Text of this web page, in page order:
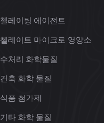
첼레이팅 에이전트
첼레이트 마이크로 영양소
수처리 화학물질
건축 화학 물질
식품 첨가제
기타 화학 물질